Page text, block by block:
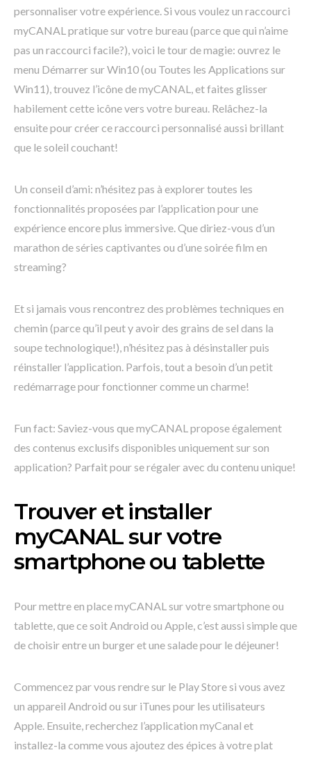
personnaliser votre expérience. Si vous voulez un raccourci
myCANAL pratique sur votre bureau (parce que qui n’aime
pas un raccourci facile?), voici le tour de magie: ouvrez le
menu Démarrer sur Win10 (ou Toutes les Applications sur
Win11), trouvez l’icône de myCANAL, et faites glisser
habilement cette icône vers votre bureau. Relâchez-la
ensuite pour créer ce raccourci personnalisé aussi brillant
que le soleil couchant!
Un conseil d’ami: n’hésitez pas à explorer toutes les
fonctionnalités proposées par l’application pour une
expérience encore plus immersive. Que diriez-vous d’un
marathon de séries captivantes ou d’une soirée film en
streaming?
Et si jamais vous rencontrez des problèmes techniques en
chemin (parce qu’il peut y avoir des grains de sel dans la
soupe technologique!), n’hésitez pas à désinstaller puis
réinstaller l’application. Parfois, tout a besoin d’un petit
redémarrage pour fonctionner comme un charme!
Fun fact: Saviez-vous que myCANAL propose également
des contenus exclusifs disponibles uniquement sur son
application? Parfait pour se régaler avec du contenu unique!
Trouver et installer
myCANAL sur votre
smartphone ou tablette
Pour mettre en place myCANAL sur votre smartphone ou
tablette, que ce soit Android ou Apple, c’est aussi simple que
de choisir entre un burger et une salade pour le déjeuner!
Commencez par vous rendre sur le Play Store si vous avez
un appareil Android ou sur iTunes pour les utilisateurs
Apple. Ensuite, recherchez l’application myCanal et
installez-la comme vous ajoutez des épices à votre plat